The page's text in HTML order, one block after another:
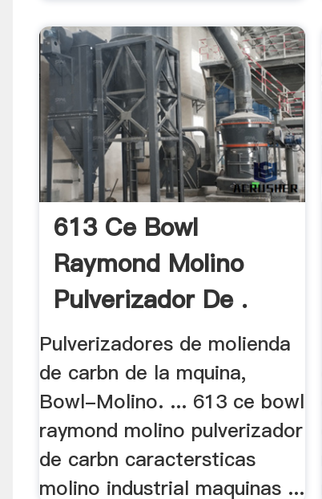
613 Ce Bowl
Raymond Molino
Pulverizador De .
Pulverizadores de molienda
de carbn de la mquina,
Bowl-Molino. ... 613 ce bowl
raymond molino pulverizador
de carbn caractersticas
molino industrial maquinas ...